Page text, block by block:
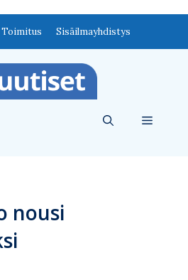
Toimitus Sisäilmayhdistys
Valikko
nousi